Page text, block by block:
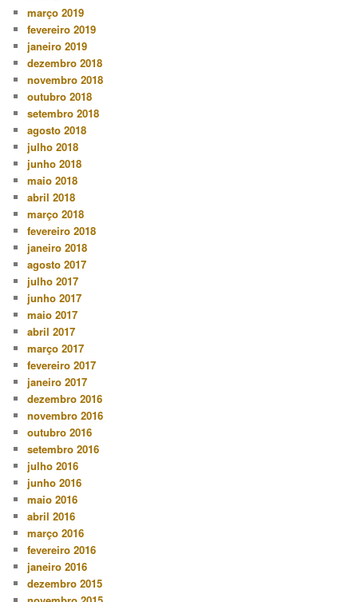
março 2019
fevereiro 2019
janeiro 2019
dezembro 2018
novembro 2018
outubro 2018
setembro 2018
agosto 2018
julho 2018
junho 2018
maio 2018
abril 2018
março 2018
fevereiro 2018
janeiro 2018
agosto 2017
julho 2017
junho 2017
maio 2017
abril 2017
março 2017
fevereiro 2017
janeiro 2017
dezembro 2016
novembro 2016
outubro 2016
setembro 2016
julho 2016
junho 2016
maio 2016
abril 2016
março 2016
fevereiro 2016
janeiro 2016
dezembro 2015